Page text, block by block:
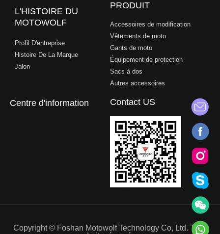
L'HISTOIRE DU
MOTOWOLF
Profil D'entreprise
Histoire De La Marque
Jalon
PRODUIT
Accessoires de modification
Vêtements de moto
Gants de moto
Équipement de protection
Sacs à dos
Autres accessoires
Centre d'information Contact US
Copyright © Foshan Motowolf Technology Co, Ltd. Tous